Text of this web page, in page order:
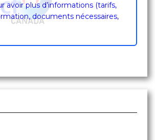
avoir plus d’informations (tarifs,
documents nécessaires,